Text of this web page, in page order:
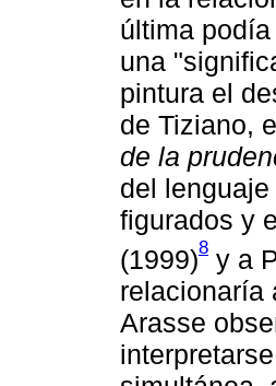
última
una
pintura el
de Tiziano,
de la
del
figurados y
(1999)8 y a
relacionaría
Arasse